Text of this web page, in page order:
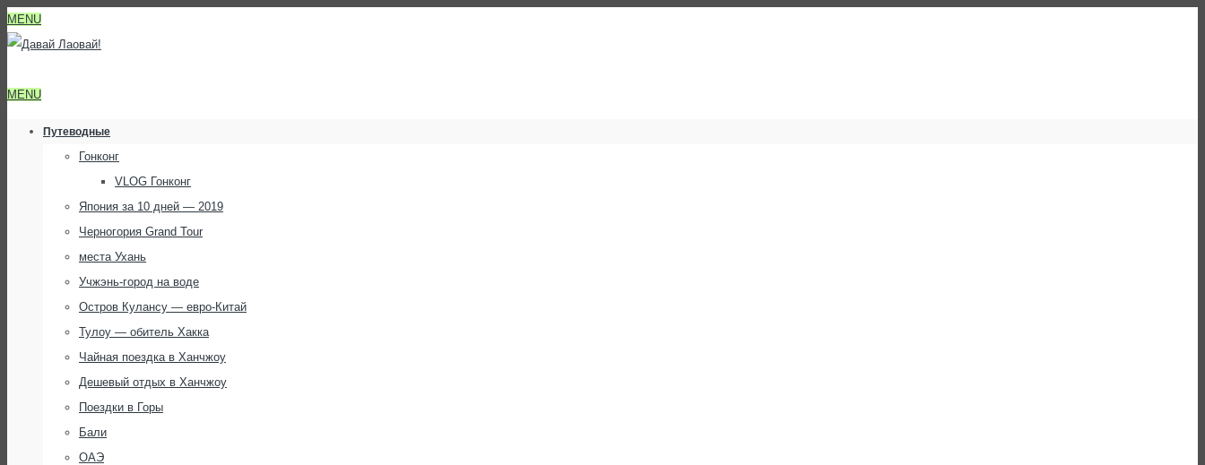
MENU
MENU
Путеводные
Гонконг
VLOG Гонконг
Япония за 10 дней — 2019
Черногория Grand Tour
места Ухань
Учжэнь-город на воде
Остров Кулансу — евро-Китай
Тулоу — обитель Хакка
Чайная поездка в Ханчжоу
Дешевый отдых в Ханчжоу
Поездки в Горы
Бали
ОАЭ